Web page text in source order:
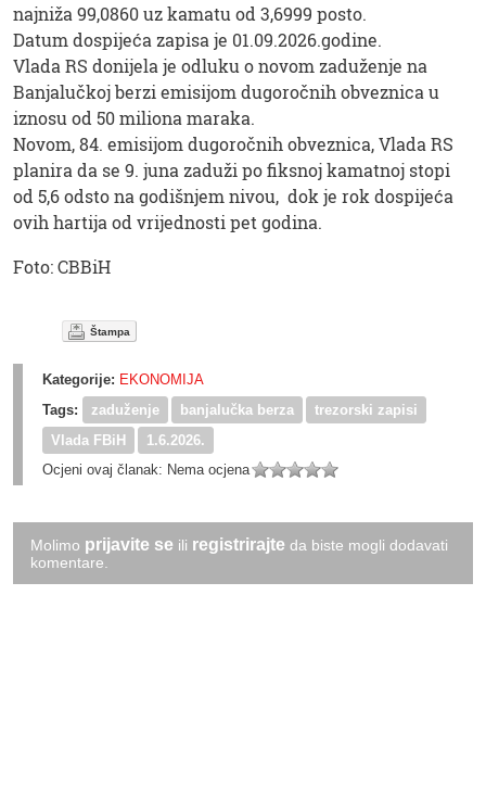
najniža 99,0860 uz kamatu od 3,6999 posto.
Datum dospijeća zapisa je 01.09.2026.godine.
Vlada RS donijela je odluku o novom zaduženje na
Banjalučkoj berzi emisijom dugoročnih obveznica u
iznosu od 50 miliona maraka.
Novom, 84. emisijom dugoročnih obveznica, Vlada RS
planira da se 9. juna zaduži po fiksnoj kamatnoj stopi
od 5,6 odsto na godišnjem nivou, dok je rok dospijeća
ovih hartija od vrijednosti pet godina.
Foto: CBBiH
Štampa
Kategorije: EKONOMIJA
Tags:
zaduženje banjalučka berza
trezorski zapisi
Vlada FBiH
1.6.2026.
Ocjeni ovaj članak: Nema ocjena
Molimo prijavite se ili registrirajte da biste mogli dodavati
komentare.